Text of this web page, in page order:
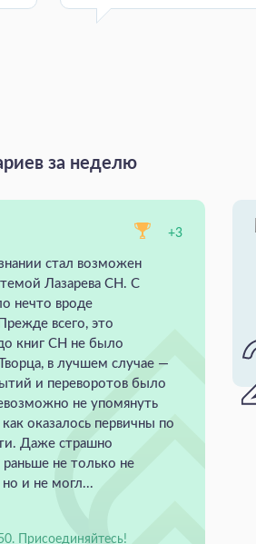
за неделю
+3
стал возможен
Лазарева СН. С
нечто вроде
всего, это
книг СН не было
в лучшем случае —
и переворотов было
не упомянуть
оказалось первичны по
Даже страшно
раньше не только не
но и не могл...
Присоединяйтесь!